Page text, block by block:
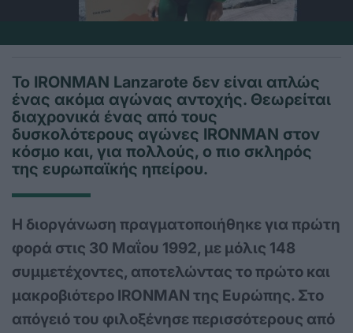
Το IRONMAN Lanzarote δεν είναι απλώς
ένας ακόμα αγώνας αντοχής. Θεωρείται
διαχρονικά ένας από τους
δυσκολότερους αγώνες IRONMAN στον
κόσμο και, για πολλούς, ο πιο σκληρός
της ευρωπαϊκής ηπείρου.
Η διοργάνωση πραγματοποιήθηκε για πρώτη
φορά στις 30 Μαΐου 1992, με μόλις 148
συμμετέχοντες, αποτελώντας το πρώτο και
μακροβιότερο IRONMAN της Ευρώπης. Στο
απόγειό του φιλοξένησε περισσότερους από